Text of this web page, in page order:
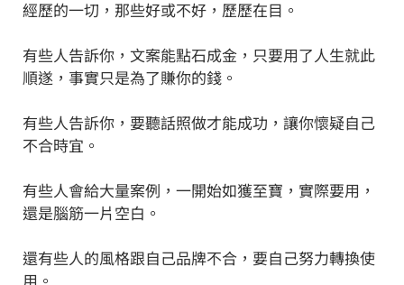
經歷的一切，那些好或不好，歷歷在目。
有些人告訴你，文案能點石成金，只要用了人生就此
順遂，事實只是為了賺你的錢。
有些人告訴你，要聽話照做才能成功，讓你懷疑自己
不合時宜。
有些人會給大量案例，一開始如獲至寶，實際要用，
還是腦筋一片空白。
還有些人的風格跟自己品牌不合，要自己努力轉換使
用。